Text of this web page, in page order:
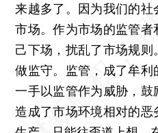
来越多了。因为我们的
市场。作为市场的监管者
己下场，扰乱了市场规
做监守。监管，成了牟利
一手以监管作为威胁，鼓
造成了市场环境相对的